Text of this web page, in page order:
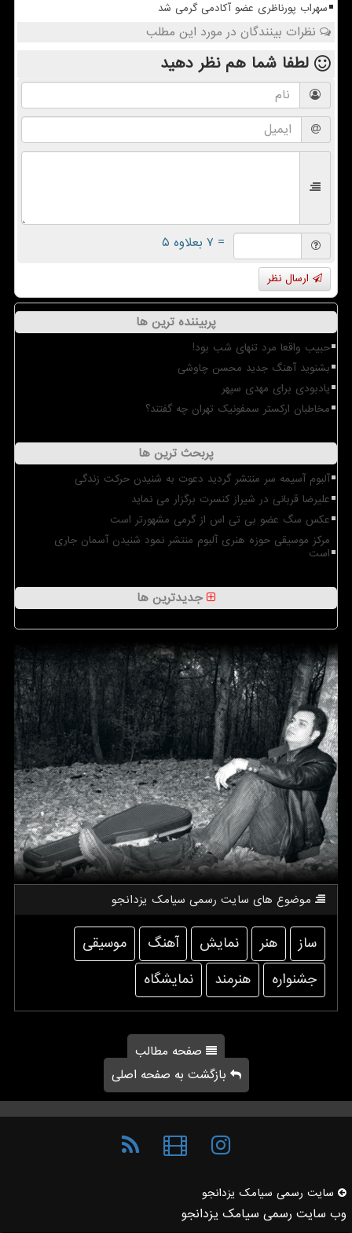
سهراب پورناظری عضو آکادمی گرمی شد
نظرات بینندگان در مورد این مطلب
لطفا شما همنظر دهید
= ۷ بعلاوه ۵
ارسال نظر
پربیننده ترین ها
حبیب واقعا مرد تنهای شب بود!
بشنوید آهنگ جدید محسن چاوشی
یادبودی برای مهدی سپهر
مخاطبان ارکستر سمفونیک تهران چه گفتند؟
پربحث ترین ها
آلبوم آسیمه سر منتشر گردید دعوت به شنیدن حرکت زندگی
علیرضا قربانی در شیراز کنسرت برگزار می نماید
عکس سگ عضو بی تی اس از گرمی مشهورتر است
مرکز موسیقی حوزه هنری آلبوم منتشر نمود شنیدن آسمان جاری
است
جدیدترین ها
موضوع های سایت رسمی سیامك یزدانجو
ساز هنر نمایش آهنگ
موسیقی
جشنواره
هنرمند نمایشگاه
صفحه مطالب
بازگشت به صفحه اصلی
سایت رسمی سیامك یزدانجو
وب سایت رسمی سیامک یزدانجو